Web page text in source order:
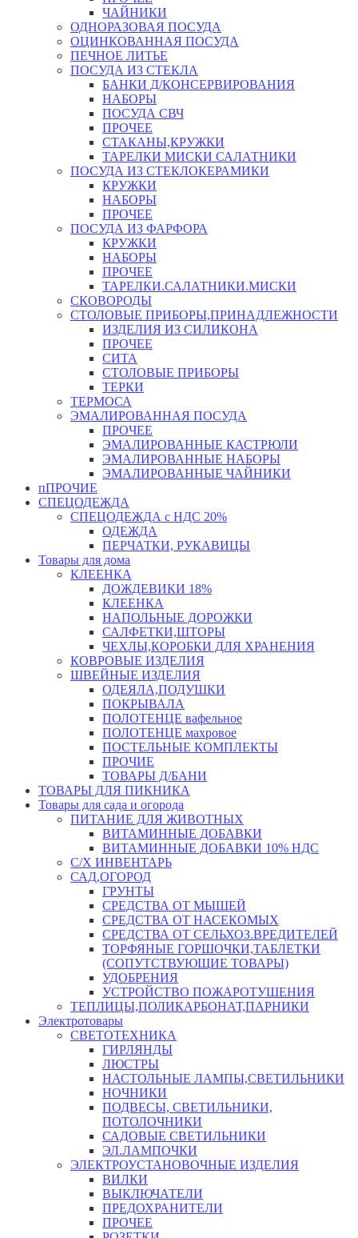
ЧАЙНИКИ
ОДНОРАЗОВАЯ ПОСУДА
ОЦИНКОВАННАЯ ПОСУДА
ПЕЧНОЕ ЛИТЬЕ
ПОСУДА ИЗ СТЕКЛА
БАНКИ Д/КОНСЕРВИРОВАНИЯ
НАБОРЫ
ПОСУДА СВЧ
ПРОЧЕЕ
СТАКАНЫ,КРУЖКИ
ТАРЕЛКИ МИСКИ САЛАТНИКИ
ПОСУДА ИЗ СТЕКЛОКЕРАМИКИ
КРУЖКИ
НАБОРЫ
ПРОЧЕЕ
ПОСУДА ИЗ ФАРФОРА
КРУЖКИ
НАБОРЫ
ПРОЧЕЕ
ТАРЕЛКИ.САЛАТНИКИ.МИСКИ
СКОВОРОДЫ
СТОЛОВЫЕ ПРИБОРЫ,ПРИНАДЛЕЖНОСТИ
ИЗДЕЛИЯ ИЗ СИЛИКОНА
ПРОЧЕЕ
СИТА
СТОЛОВЫЕ ПРИБОРЫ
ТЕРКИ
ТЕРМОСА
ЭМАЛИРОВАННАЯ ПОСУДА
ПРОЧЕЕ
ЭМАЛИРОВАННЫЕ КАСТРЮЛИ
ЭМАЛИРОВАННЫЕ НАБОРЫ
ЭМАЛИРОВАННЫЕ ЧАЙНИКИ
пПРОЧИЕ
СПЕЦОДЕЖДА
СПЕЦОДЕЖДА с НДС 20%
ОДЕЖДА
ПЕРЧАТКИ, РУКАВИЦЫ
Товары для дома
КЛЕЕНКА
ДОЖДЕВИКИ 18%
КЛЕЕНКА
НАПОЛЬНЫЕ ДОРОЖКИ
САЛФЕТКИ,ШТОРЫ
ЧЕХЛЫ,КОРОБКИ ДЛЯ ХРАНЕНИЯ
КОВРОВЫЕ ИЗДЕЛИЯ
ШВЕЙНЫЕ ИЗДЕЛИЯ
ОДЕЯЛА,ПОДУШКИ
ПОКРЫВАЛА
ПОЛОТЕНЦЕ вафельное
ПОЛОТЕНЦЕ махровое
ПОСТЕЛЬНЫЕ КОМПЛЕКТЫ
ПРОЧИЕ
ТОВАРЫ Д/БАНИ
ТОВАРЫ ДЛЯ ПИКНИКА
Товары для сада и огорода
ПИТАНИЕ ДЛЯ ЖИВОТНЫХ
ВИТАМИННЫЕ ДОБАВКИ
ВИТАМИННЫЕ ДОБАВКИ 10% НДС
С/Х ИНВЕНТАРЬ
САД,ОГОРОД
ГРУНТЫ
СРЕДСТВА ОТ МЫШЕЙ
СРЕДСТВА ОТ НАСЕКОМЫХ
СРЕДСТВА ОТ СЕЛЬХОЗ.ВРЕДИТЕЛЕЙ
ТОРФЯНЫЕ ГОРШОЧКИ,ТАБЛЕТКИ
(СОПУТСТВУЮЩИЕ ТОВАРЫ)
УДОБРЕНИЯ
УСТРОЙСТВО ПОЖАРОТУШЕНИЯ
ТЕПЛИЦЫ,ПОЛИКАРБОНАТ,ПАРНИКИ
Электротовары
СВЕТОТЕХНИКА
ГИРЛЯНДЫ
ЛЮСТРЫ
НАСТОЛЬНЫЕ ЛАМПЫ,СВЕТИЛЬНИКИ
НОЧНИКИ
ПОДВЕСЫ, СВЕТИЛЬНИКИ,
ПОТОЛОЧНИКИ
САДОВЫЕ СВЕТИЛЬНИКИ
ЭЛ.ЛАМПОЧКИ
ЭЛЕКТРОУСТАНОВОЧНЫЕ ИЗДЕЛИЯ
ВИЛКИ
ВЫКЛЮЧАТЕЛИ
ПРЕДОХРАНИТЕЛИ
ПРОЧЕЕ